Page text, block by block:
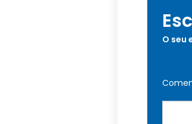
O seu